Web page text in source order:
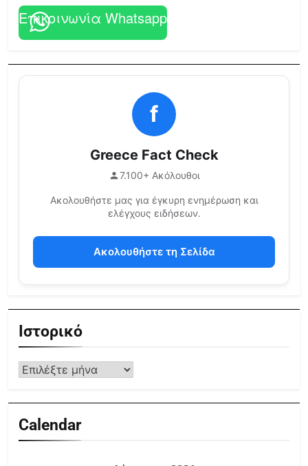
Επικοινωνία Whatsapp
f
Greece Fact Check
7.100+ Ακόλουθοι
Ακολουθήστε μας για έγκυρη ενημέρωση και
ελέγχους ειδήσεων.
Ακολουθήστε τη Σελίδα
Ιστορικό
Calendar